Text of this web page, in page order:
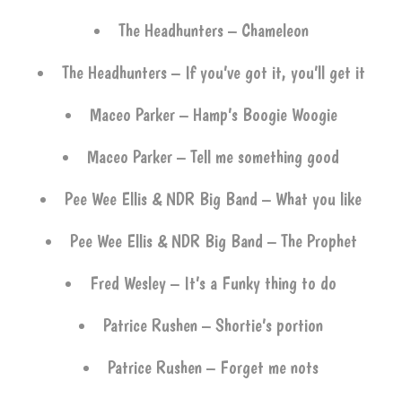
The Headhunters – Chameleon
The Headhunters – If you’ve got it, you’ll get it
Maceo Parker – Hamp’s Boogie Woogie
Maceo Parker – Tell me something good
Pee Wee Ellis & NDR Big Band – What you like
Pee Wee Ellis & NDR Big Band – The Prophet
Fred Wesley – It’s a Funky thing to do
Patrice Rushen – Shortie’s portion
Patrice Rushen – Forget me nots